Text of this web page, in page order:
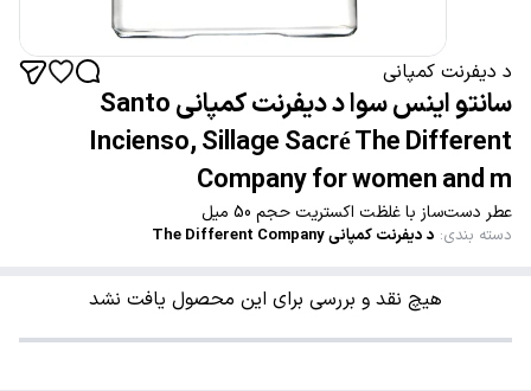
د دیفرنت کمپانی
سانتو اینس سوا د دیفرنت کمپانی Santo
Incienso, Sillage Sacré The Different
Company for women and m
عطر دست‌ساز با غلظت اکستریت حجم 50 میل
دسته بندی: د دیفرنت کمپانی The Different Company
هیچ نقد و بررسی برای این محصول یافت نشد